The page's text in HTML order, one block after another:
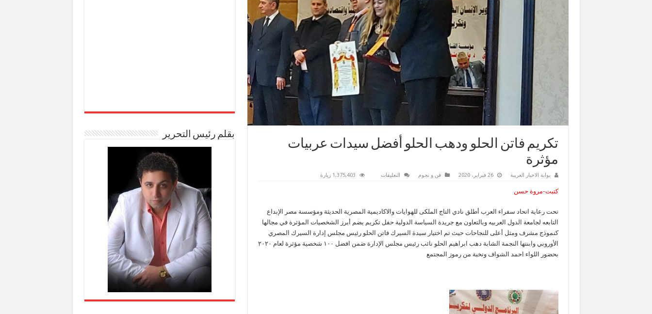
تكريم فاتن الحلو ودهب الحلو أفضل سيدات عربيات
مؤثرة
بوابة الاخبار العربية 26 فبراير، 2020 فن و نجوم التعليقات
أفضل
سيدات
عربيات
مؤثرة
مغلقة
1,375,403 زيارة
كتبت-مروة حسن
تحت رعاية اتحاد سفراء العرب أطلق نادي التاج الملكى للهوايات والاكاديمية المصرية الحديثة ومؤسسة مصر الإبداع
التابعه لجامعة الدول العربيه وبالتعاون مع جريدة السياسة الدولية حفل تكريم يضم أبرز الشخصيات المؤثرة في مجالها
كنموذج مشرف ومثل أعلى للنجاحات حيث تم اختيار سيدة السيرك فاتن الحلو رئيس مجلس إدارة السيرك المصري
الأوروبي وابنتها النجمة الشابة دهب ابراهيم الحلو نائب رئيس مجلس الإدارة ضمن افضل ١٠٠ شخصية مؤثرة لعام ٢٠٢٠
بحضور اللواء احمد الشواف ونخبة من رموز المجتمع
بقلم رئيس التحرير